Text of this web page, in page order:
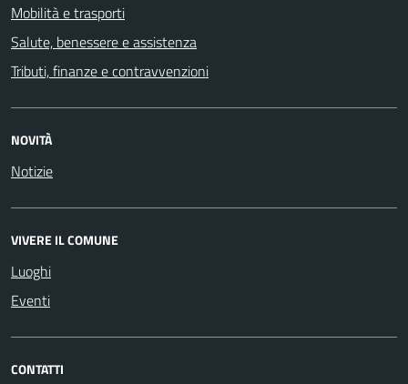
Mobilità e trasporti
Salute, benessere e assistenza
Tributi, finanze e contravvenzioni
NOVITÀ
Notizie
VIVERE IL COMUNE
Luoghi
Eventi
CONTATTI